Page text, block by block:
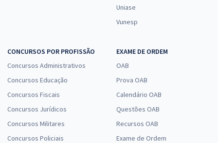
Uniase
Vunesp
CONCURSOS POR PROFISSÃO
Concursos Administrativos
Concursos Educação
Concursos Fiscais
Concursos Jurídicos
Concursos Militares
Concursos Policiais
EXAME DE ORDEM
OAB
Prova OAB
Calendário OAB
Questões OAB
Recursos OAB
Exame de Ordem